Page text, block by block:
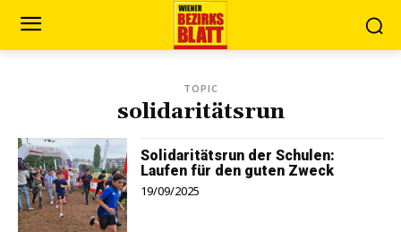
TOPIC
solidaritätsrun
Solidaritätsrun der Schulen:
Laufen für den guten Zweck
19/09/2025